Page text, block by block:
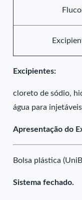
Excipientes:
cloreto de sódio,
água para
Apresentação do
Bolsa plástica
Sistema fechado.